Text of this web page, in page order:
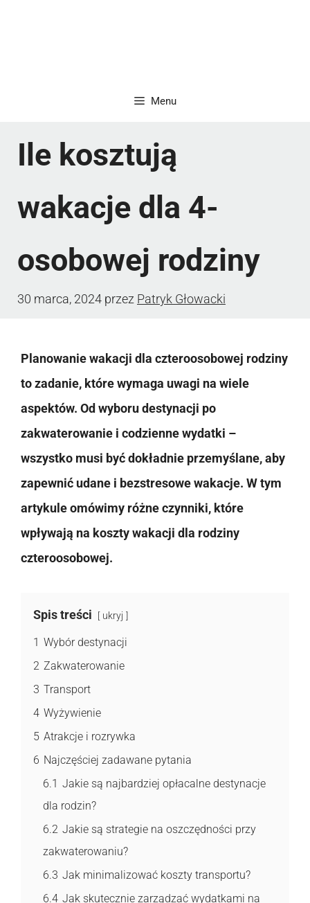
Menu
Ile kosztują
wakacje dla 4-
osobowej rodziny
30 marca, 2024 przez Patryk Głowacki
Planowanie wakacji dla czteroosobowej rodziny
to zadanie, które wymaga uwagi na wiele
aspektów. Od wyboru destynacji po
zakwaterowanie i codzienne wydatki –
wszystko musi być dokładnie przemyślane, aby
zapewnić udane i bezstresowe wakacje. W tym
artykule omówimy różne czynniki, które
wpływają na koszty wakacji dla rodziny
czteroosobowej.
Spis treści ukryj
1 Wybór destynacji
2 Zakwaterowanie
3 Transport
4 Wyżywienie
5 Atrakcje i rozrywka
6 Najczęściej zadawane pytania
6.1 Jakie są najbardziej opłacalne destynacje
dla rodzin?
6.2 Jakie są strategie na oszczędności przy
zakwaterowaniu?
6.3 Jak minimalizować koszty transportu?
6.4 Jak skutecznie zarządzać wydatkami na